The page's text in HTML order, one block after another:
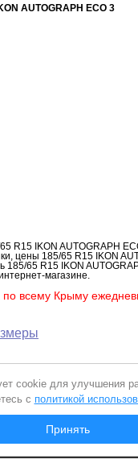
AUTOGRAPH ECO 3
R15 IKON AUTOGRAPH
цены 185/65 R15 IKON
185/65 R15 IKON
магазине.
по всему Крыму
информация носит
cookie для улучшения
с политикой
Принять